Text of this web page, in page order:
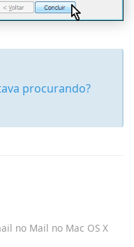
procurando?
no Mail no Mac OS X